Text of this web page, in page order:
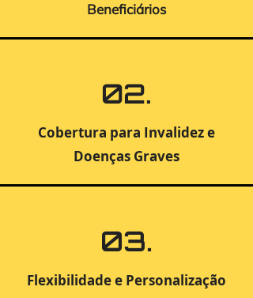
Beneficiários
02.
Cobertura para Invalidez e
Doenças Graves
03.
Flexibilidade e Personalização